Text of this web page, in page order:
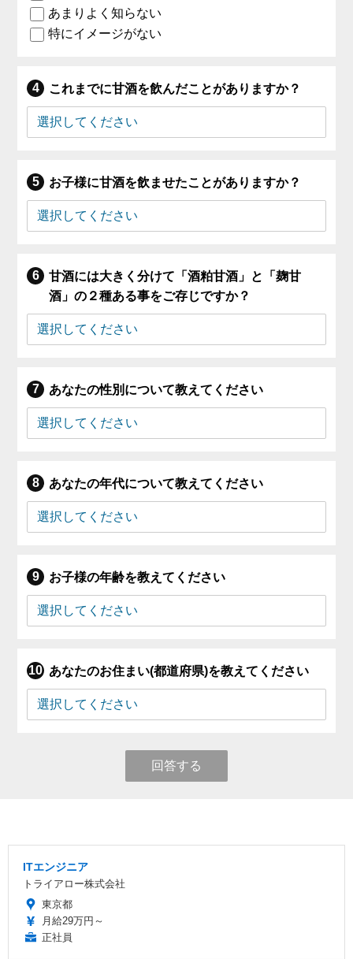
あまりよく知らない
特にイメージがない
これまでに甘酒を飲んだことがありますか？
お子様に甘酒を飲ませたことがありますか？
甘酒には大きく分けて「酒粕甘酒」と「麹甘
酒」の２種ある事をご存じですか？
あなたの性別について教えてください
あなたの年代について教えてください
お子様の年齢を教えてください
あなたのお住まい(都道府県)を教えてください
回答する
ITエンジニア
トライアロー株式会社
東京都
月給29万円～
正社員